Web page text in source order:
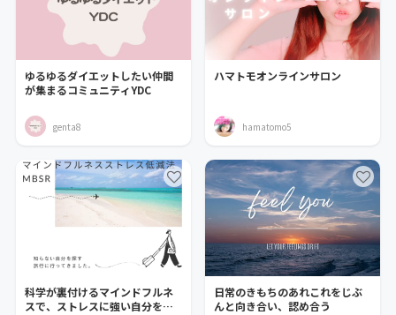
ゆるゆるダイエットしたい仲間
が集まるコミュニティYDC
genta8
ハマトモオンラインサロン
hamatomo5
科学が裏付けるマインドフルネ
スで、ストレスに強い自分を作
日常のきもちのあれこれをじぶ
んと向き合い、認め合う